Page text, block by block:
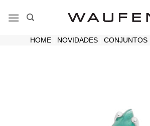
HOME| NOVIDADES| CONJUNTOS|